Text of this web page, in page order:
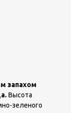
запахом
Высота
зеленого